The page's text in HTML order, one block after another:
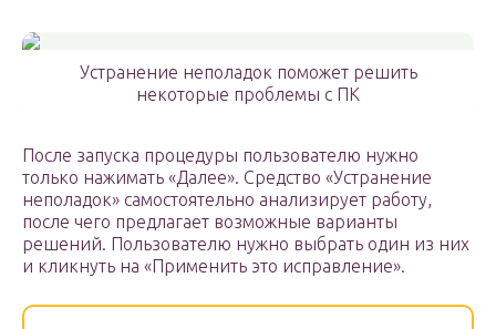
Устранение неполадок поможет решить
некоторые проблемы с ПК
После запуска процедуры пользователю нужно
только нажимать «Далее». Средство «Устранение
неполадок» самостоятельно анализирует работу,
после чего предлагает возможные варианты
решений. Пользователю нужно выбрать один из них
и кликнуть на «Применить это исправление».